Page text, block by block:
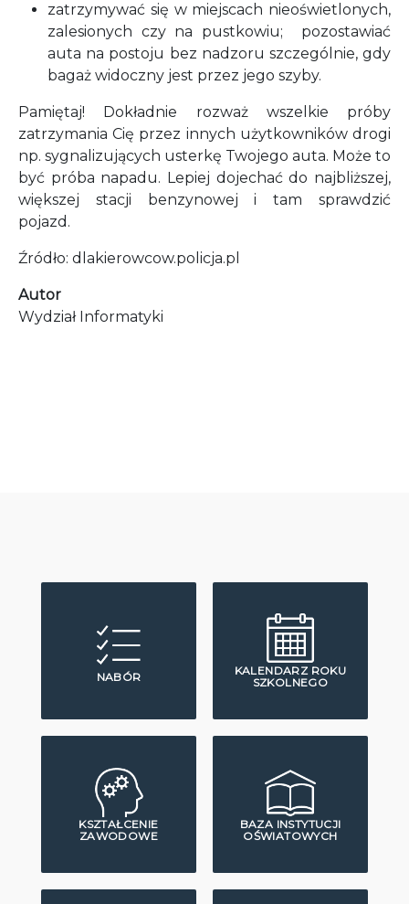
zatrzymywać się w miejscach nieoświetlonych,
zalesionych czy na pustkowiu; pozostawiać
auta na postoju bez nadzoru szczególnie, gdy
bagaż widoczny jest przez jego szyby.
Pamiętaj! Dokładnie rozważ wszelkie próby
zatrzymania Cię przez innych użytkowników drogi
np. sygnalizujących usterkę Twojego auta. Może to
być próba napadu. Lepiej dojechać do najbliższej,
większej stacji benzynowej i tam sprawdzić
pojazd.
Źródło: dlakierowcow.policja.pl
Autor
Wydział Informatyki
NABÓR
KALENDARZ ROKU
SZKOLNEGO
KSZTAŁCENIE
ZAWODOWE
BAZA INSTYTUCJI
OŚWIATOWYCH